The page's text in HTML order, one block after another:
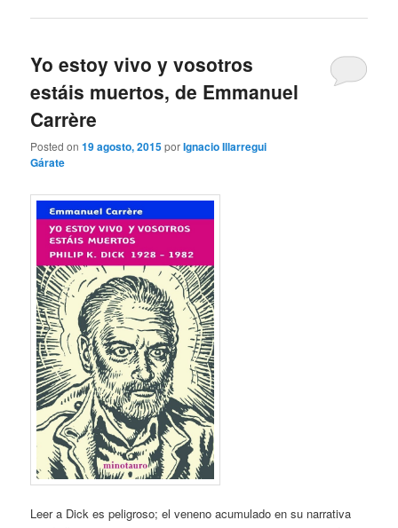
Yo estoy vivo y vosotros
estáis muertos, de Emmanuel
Carrère
Posted on19 agosto, 2015porIgnacio Illarregui
Gárate
Leer a Dick es peligroso; el veneno acumulado en su narrativa